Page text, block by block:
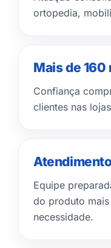
ortopedia,
Mais de
Confiança
clientes nas
Equipe
do produto
necessidade.